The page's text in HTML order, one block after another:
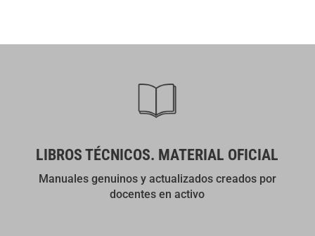
LIBROS TÉCNICOS. MATERIAL OFICIAL
Manuales genuinos y actualizados creados por
docentes en activo